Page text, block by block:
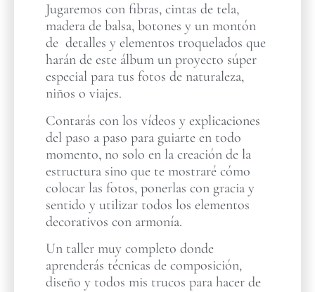
Jugaremos con fibras, cintas de tela,
madera de balsa, botones y un montón
de detalles y elementos troquelados que
harán de este álbum un proyecto súper
especial para tus fotos de naturaleza,
niños o viajes.
Contarás con los vídeos y explicaciones
del paso a paso para guiarte en todo
momento, no solo en la creación de la
estructura sino que te mostraré cómo
colocar las fotos, ponerlas con gracia y
sentido y utilizar todos los elementos
decorativos con armonía.
Un taller muy completo donde
aprenderás técnicas de composición,
diseño y todos mis trucos para hacer de